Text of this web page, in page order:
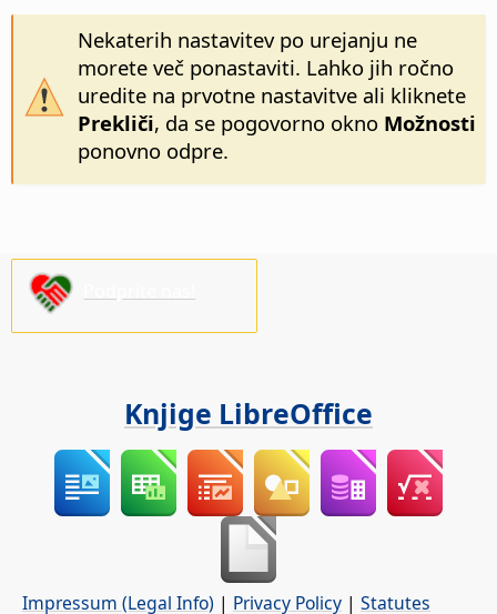
Nekaterih nastavitev po urejanju ne
morete več ponastaviti. Lahko jih ročno
uredite na prvotne nastavitve ali kliknete
Prekliči, da se pogovorno okno Možnosti
ponovno odpre.
Knjige LibreOffice
Impressum (Legal Info) | Privacy Policy | Statutes